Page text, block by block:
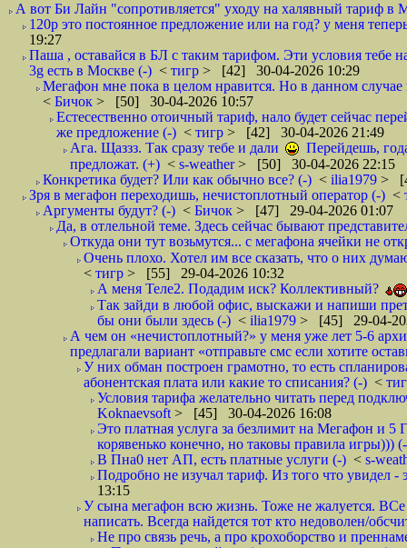
А вот Би Лайн "сопротивляется" уходу на халявный тариф в
120р это постоянное предложение или на год? у меня
19:27
Паша , оставайся в БЛ с таким тарифом. Эти условия
3g есть в Москве (-) < тигр > [42] 30-04-2026 10:29
Мегафон мне пока в целом нравится. Но в данном
< Бичок > [50] 30-04-2026 10:57
Естесественно отоичный тариф, нало будет сейчас
же предложение (-) < тигр > [42] 30-04-2026 21:49
Ага. Щаззз. Так сразу тебе и дали
Перейдешь,
предложат. (+) < s-weather> [50] 30-04-2026 22:15
Конкретика будет? Или как обычно все? (-) < ilia1979 >
Зря в мегафон переходишь, нечистоплотный оператор (-) <
Аргументы будут? (-) < Бичок > [47] 29-04-2026 01:07
Да, в отлельной теме. Здесь сейчас бывают
Откуда они тут возьмутся... с мегафона ячейки не
Очень плохо. Хотел им все сказать, что о них
< тигр > [55] 29-04-2026 10:32
А меня Теле2. Подадим иск? Коллективный?
Так зайди в любой офис, выскажи и напиши
бы они были здесь (-) < ilia1979 > [45] 29-04-
А чем он «нечистоплотный?» у меня уже лет 5-6
предлагали вариант «отправьте смс если хотите
У них обман построен грамотно, то есть
абонентская плата или какие то списания? (-) <
Условия тарифа желательно читать перед
Koknaevsoft > [45] 30-04-2026 16:08
Это платная услуга за безлимит на Мегафон и
корявенько конечно, но таковы правила игры)))
В Пна0 нет АП, есть платные услуги (-) < s-
Подробно не изучал тариф. Из того что увидел -
13:15
У сына мегафон всю жизнь. Тоже не жалуется.
написать. Всегда найдется тот кто недоволен/
Не про связь речь, а про крохоборство и